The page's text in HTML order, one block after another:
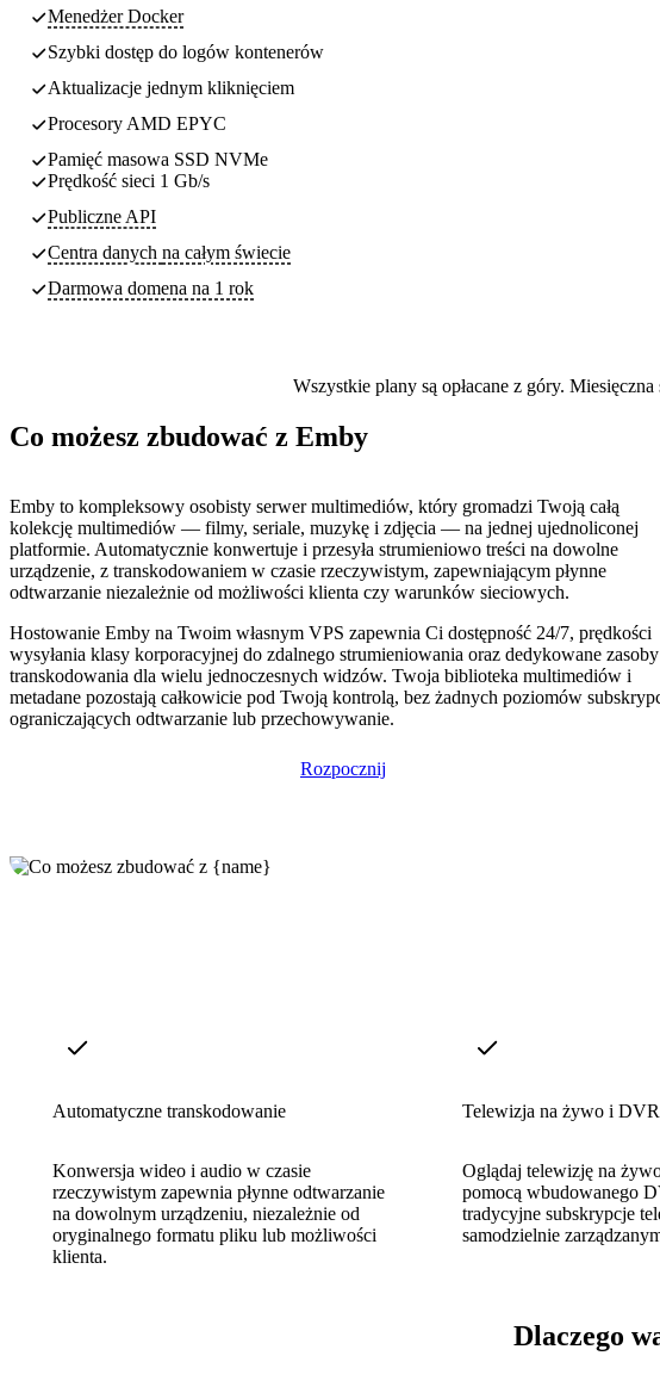
Menedżer Docker
Szybki dostęp do logów kontenerów
Aktualizacje jednym kliknięciem
Procesory AMD EPYC
Pamięć masowa SSD NVMe
Prędkość sieci 1 Gb/s
Publiczne API
Centra danych na całym świecie
Darmowa domena na 1 rok
Wszystkie plany są opłacane z góry.
Co możesz zbudować z Emby
Emby to kompleksowy osobisty serwer multimediów, który gromadzi Twoją całą
kolekcję multimediów — filmy, seriale, muzykę i zdjęcia — na jednej ujednoliconej
platformie. Automatycznie konwertuje i przesyła strumieniowo treści na dowolne
urządzenie, z transkodowaniem w czasie rzeczywistym, zapewniającym płynne
odtwarzanie niezależnie od możliwości klienta czy warunków sieciowych.
Hostowanie Emby na Twoim własnym VPS zapewnia Ci dostępność 24/7, prędkości
wysyłania klasy korporacyjnej do zdalnego strumieniowania oraz dedykowane zasoby
transkodowania dla wielu jednoczesnych widzów. Twoja biblioteka multimediów i
metadane pozostają całkowicie pod Twoją kontrolą, bez żadnych poziomów
ograniczających odtwarzanie lub przechowywanie.
Rozpocznij
Automatyczne transkodowanie
Konwersja wideo i audio w czasie
rzeczywistym zapewnia płynne odtwarzanie
na dowolnym urządzeniu, niezależnie od
oryginalnego formatu pliku lub możliwości
klienta.
Telewizja na żywo i DVR
Oglądaj telewizję na
pomocą wbudowanego
tradycyjne subskrypcje
samodzielnie
Dlaczego